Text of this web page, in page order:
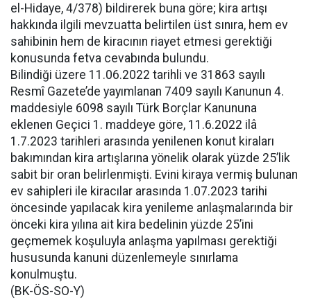
el-Hidaye, 4/378) bildirerek buna göre; kira artışı
hakkında ilgili mevzuatta belirtilen üst sınıra, hem ev
sahibinin hem de kiracının riayet etmesi gerektiği
konusunda fetva cevabında bulundu.
Bilindiği üzere 11.06.2022 tarihli ve 31863 sayılı
Resmî Gazete’de yayımlanan 7409 sayılı Kanunun 4.
maddesiyle 6098 sayılı Türk Borçlar Kanununa
eklenen Geçici 1. maddeye göre, 11.6.2022 ilâ
1.7.2023 tarihleri arasında yenilenen konut kiraları
bakımından kira artışlarına yönelik olarak yüzde 25’lik
sabit bir oran belirlenmişti. Evini kiraya vermiş bulunan
ev sahipleri ile kiracılar arasında 1.07.2023 tarihi
öncesinde yapılacak kira yenileme anlaşmalarında bir
önceki kira yılına ait kira bedelinin yüzde 25’ini
geçmemek koşuluyla anlaşma yapılması gerektiği
hususunda kanuni düzenlemeyle sınırlama
konulmuştu.
(BK-ÖS-SO-Y)